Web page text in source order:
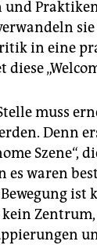
in eine
muss
Denn
Szene“,
es waren
ist